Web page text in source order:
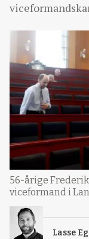
56-årige
viceformand i
Lasse